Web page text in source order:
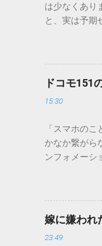
は少なくあり
と、実は予期
は、墨汁を
「排水口に流
非常に微細
刻な負荷 墨
除去すること
質がありま
経過した住宅
の沈着 陶器
原因となり
ことが絶対ル
「可燃ごみ」
ドコモ151
15:30
「スマホの
かなか繋がら
ンフォメーシ
では、ドコ
説します。 1.
の受付時間は
る際、まず「
れば、ドコモ
嫁に嫌われ
23:49